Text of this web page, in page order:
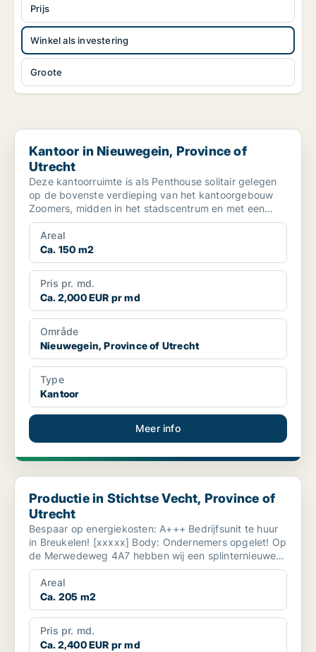
Winkel als investering
Groote
Prijs
Kantoor in Nieuwegein, Province of Utrecht
Kantoor in Nieuwegein, Province of
Utrecht
Deze kantoorruimte is als Penthouse solitair gelegen
op de bovenste verdieping van het kantoorgebouw
Zoomers, midden in het stadscentrum en met een
indrukwek...
Areal
Ca. 150 m2
Pris pr. md.
Ca. 2,000 EUR pr md
Område
Nieuwegein, Province of Utrecht
Type
Kantoor
Meer info
Productie in Stichtse Vecht, Province of Utrecht
Productie in Stichtse Vecht, Province of
Utrecht
Bespaar op energiekosten: A+++ Bedrijfsunit te huur
in Breukelen! [xxxxx] ​Body: Ondernemers opgelet! Op
de Merwedeweg 4A7 hebben wij een splinternieuwe
...
Areal
Ca. 205 m2
Pris pr. md.
Ca. 2,400 EUR pr md